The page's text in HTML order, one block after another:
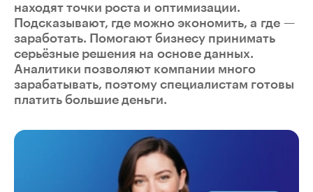
находят точки роста и оптимизации.
Подсказывают, где можно экономить, а где —
заработать. Помогают бизнесу принимать
серьёзные решения на основе данных.
Аналитики позволяют компании много
зарабатывать, поэтому специалистам готовы
платить большие деньги.